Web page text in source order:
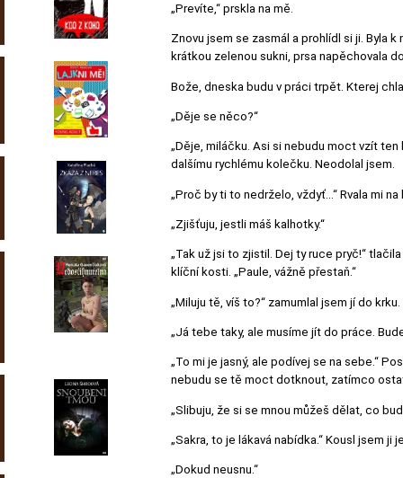
„Prevíte,“ prskla na mě.
Znovu jsem se zasmál a prohlídl si ji. Byla
krátkou zelenou sukni, prsa napěchovala
Bože, dneska budu v práci trpět. Kterej
„Děje se něco?“
„Děje, miláčku. Asi si nebudu moct vzít
dalšímu rychlému kolečku. Neodolal jsem.
„Proč by ti to nedrželo, vždyť…“ Rvala mi
„Zjišťuju, jestli máš kalhotky.“
„Tak už jsi to zjistil. Dej ty ruce pryč!“
klíční kosti. „Paule, vážně přestaň.“
„Miluju tě, víš to?“ zamumlal jsem jí do krku.
„Já tebe taky, ale musíme jít do práce.
„To mi je jasný, ale podívej se na sebe.“
nebudu se tě moct dotknout, zatímco
„Slibuju, že si se mnou můžeš dělat, co
„Sakra, to je lákavá nabídka.“ Kousl jsem
„Dokud neusnu.“